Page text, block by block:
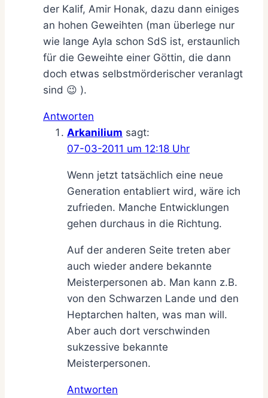
der Kalif, Amir Honak, dazu dann einiges
an hohen Geweihten (man überlege nur
wie lange Ayla schon SdS ist, erstaunlich
für die Geweihte einer Göttin, die dann
doch etwas selbstmörderischer veranlagt
sind 😉 ).
Antworten
Arkanilium sagt:
07-03-2011 um 12:18 Uhr
Wenn jetzt tatsächlich eine neue
Generation entabliert wird, wäre ich
zufrieden. Manche Entwicklungen
gehen durchaus in die Richtung.
Auf der anderen Seite treten aber
auch wieder andere bekannte
Meisterpersonen ab. Man kann z.B.
von den Schwarzen Lande und den
Heptarchen halten, was man will.
Aber auch dort verschwinden
sukzessive bekannte
Meisterpersonen.
Antworten